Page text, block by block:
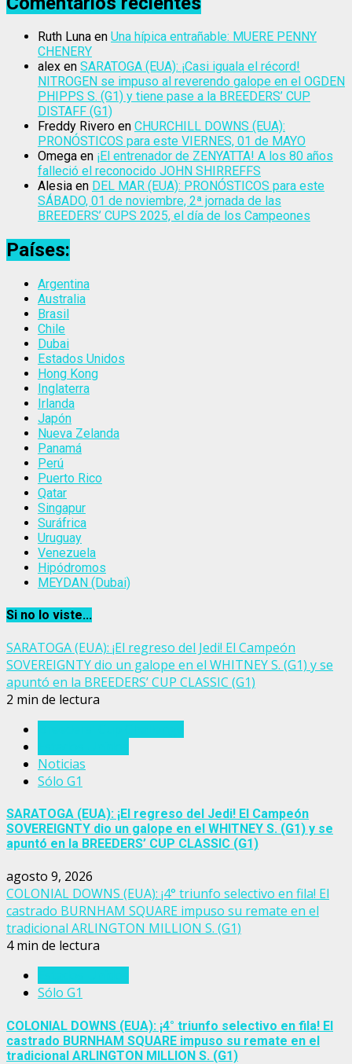
Ruth Luna en Una hípica entrañable: MUERE PENNY
CHENERY
alex en SARATOGA (EUA): ¡Casi iguala el récord!
NITROGEN se impuso al reverendo galope en el OGDEN
PHIPPS S. (G1) y tiene pase a la BREEDERS’ CUP
DISTAFF (G1)
Freddy Rivero en CHURCHILL DOWNS (EUA):
PRONÓSTICOS para este VIERNES, 01 de MAYO
Omega en ¡El entrenador de ZENYATTA! A los 80 años
falleció el reconocido JOHN SHIRREFFS
Alesia en DEL MAR (EUA): PRONÓSTICOS para este
SÁBADO, 01 de noviembre, 2ª jornada de las
BREEDERS’ CUPS 2025, el día de los Campeones
Países:
Argentina
Australia
Brasil
Chile
Dubai
Estados Unidos
Hong Kong
Inglaterra
Irlanda
Japón
Nueva Zelanda
Panamá
Perú
Puerto Rico
Qatar
Singapur
Suráfrica
Uruguay
Venezuela
Hipódromos
MEYDAN (Dubai)
Si no lo viste...
SARATOGA (EUA): ¡El regreso del Jedi! El Campeón
SOVEREIGNTY dio un galope en el WHITNEY S. (G1) y se
apuntó en la BREEDERS’ CUP CLASSIC (G1)
2 min de lectura
Noticias
Sólo G1
SARATOGA (EUA): ¡El regreso del Jedi! El Campeón
SOVEREIGNTY dio un galope en el WHITNEY S. (G1) y se
apuntó en la BREEDERS’ CUP CLASSIC (G1)
agosto 9, 2026
COLONIAL DOWNS (EUA): ¡4° triunfo selectivo en fila! El
castrado BURNHAM SQUARE impuso su remate en el
tradicional ARLINGTON MILLION S. (G1)
4 min de lectura
Sólo G1
COLONIAL DOWNS (EUA): ¡4° triunfo selectivo en fila! El
castrado BURNHAM SQUARE impuso su remate en el
tradicional ARLINGTON MILLION S. (G1)